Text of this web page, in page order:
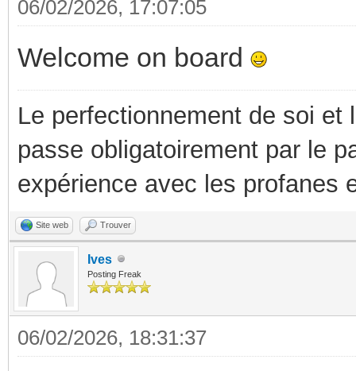
06/02/2026, 17:07:05
Welcome on board
Le perfectionnement de soi
passe obligatoirement par le
expérience avec les profanes
Site web Trouver
Ives
Posting Freak
06/02/2026, 18:31:37